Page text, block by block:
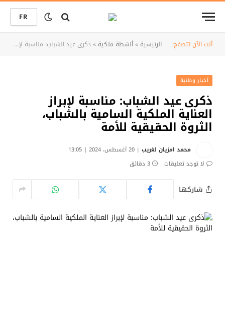
FR
أنت الآن تتصفح: الرئيسية»أنشطة ملكية»ذكرى عيد الشباب: مناسبة لإبراز العناية الملكية السامية بالشباب، الثروة الحقيقية للأمة
أخبار وطنية
ذكرى عيد الشباب: مناسبة لإبراز
العناية الملكية السامية بالشباب،
الثروة الحقيقية للأمة
محمد امزيان لغريب
20 أغسطس، 2024 | 13:05
لا توجد تعليقات
3 دقائق
شاركها